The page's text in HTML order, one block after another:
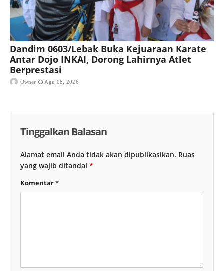
Dandim 0603/Lebak Buka Kejuaraan Karate
Antar Dojo INKAI, Dorong Lahirnya Atlet
Berprestasi
Owner Agu 08, 2026
Tinggalkan Balasan
Alamat email Anda tidak akan dipublikasikan. Ruas
yang wajib ditandai *
Komentar*